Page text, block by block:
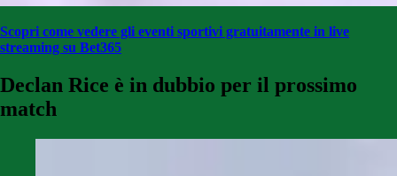
Scopri come vedere gli eventi sportivi gratuitamente in live
streaming su Bet365
Declan Rice è in dubbio per il prossimo
match